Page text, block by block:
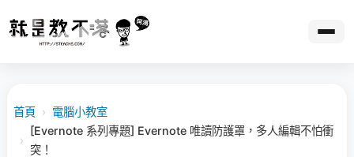
首頁 › 電腦小教室
›
[Evernote 系列專題] Evernote 唯讀防護罩，多人編輯不怕衝
突！